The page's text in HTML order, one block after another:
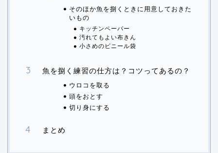
そのほか魚を捌くときに用意しておきた
いもの
キッチンペーパー
汚れてもよい布きん
小さめのビニール袋
魚を捌く練習の仕方は？コツってあるの？
ウロコを取る
頭をおとす
切り身にする
まとめ